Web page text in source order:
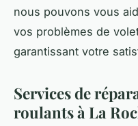
nous pouvons vous
vos problèmes de
garantissant votre
Services de
roulants à La